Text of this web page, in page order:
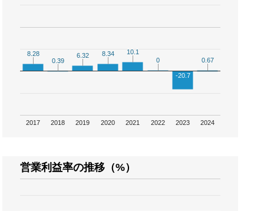
2017 2018 2019 2020 2021 2022 2023 2024
8.28
8.28
0.39
0.39
6.32
6.32 8.34
8.34 10.1
10.1
0
0
-20.7
0.67
0.67
営業利益率の推移（%）